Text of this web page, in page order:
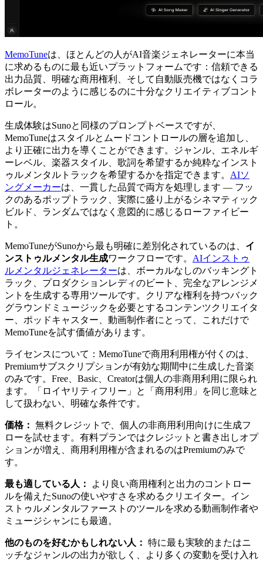
MemoTuneは、ほとんどの人がAI音楽ジェネレーターに本当
に求めるものに最も近いプラットフォームです：信頼できる
出力品質、明確な商用権利、そして自動販売機ではなくコラ
ボレーターのように感じるのに十分なクリエイティブコント
ロール。
生成体験はSunoと同様のプロンプトベースですが、
MemoTuneはスタイルとムードコントロールの層を追加し、
より正確に出力を導くことができます。ジャンル、エネルギ
ーレベル、楽器スタイル、歌詞を希望するか純粋なインスト
ゥルメンタルトラックを希望するかを指定できます。 AIソ
ングメーカーは、一貫した品質で両方を処理します — フッ
クのあるポップトラック、実際に盛り上がるシネマティック
ビルド、ランダムではなく意図的に感じるローファイビー
ト。
MemoTuneがSunoから最も明確に差別化されているのは、 イ
ンストゥルメンタル生成ワークフローです。 AIインストゥ
ルメンタルジェネレーターは、ボーカルなしのバッキングト
ラック、プロダクションレディのビート、完全なアレンジメ
ントを生成する専用ツールです。クリアな権利を持つバック
グラウンドミュージックを必要とするコンテンツクリエイタ
ー、ポッドキャスター、動画制作者にとって、これだけで
MemoTuneを試す価値があります。
ライセンスについて：MemoTuneで商用利用権が付くのは、
Premiumサブスクリプションが有効な期間中に生成した音楽
のみです。Free、Basic、Creatorは個人の非商用利用に限られ
ます。「ロイヤリティフリー」と「商用利用」を同じ意味と
して扱わない、明確な条件です。
価格： 無料クレジットで、個人の非商用利用向けに生成フ
ローを試せます。有料プランではクレジットと書き出しオプ
ションが増え、商用利用権が含まれるのはPremiumのみで
す。
最も適している人：
より良い商用権利と出力のコントロー
ルを備えたSunoの使いやすさを求めるクリエイター。イン
ストゥルメンタルファーストのツールを求める動画制作者や
ミュージシャンにも最適。
他のものを好むかもしれない人： 特に最も実験的またはニ
ッチなジャンルの出力が欲しく、より多くの変動を受け入れ